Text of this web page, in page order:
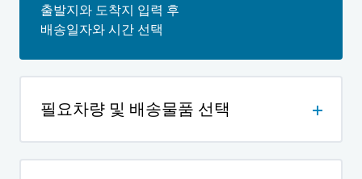
출발지와 도착지 입력 후
배송일자와 시간 선택
필요차량 및 배송물품 선택
원하는 차량 선택 후 예상 기본 요금 확인
배송을 원하는 물품 선택